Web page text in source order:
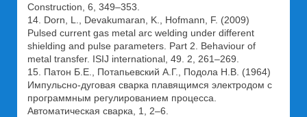
Construction, 6, 349–353.
14. Dorn, L., Devakumaran, K., Hofmann, F. (2009)
Pulsed current gas metal arc welding under different
shielding and pulse parameters. Part 2. Behaviour of
metal transfer. ISIJ international, 49. 2, 261–269.
15. Патон Б.Е., Потапьевский А.Г., Подола Н.В. (1964)
Импульсно-дуговая сварка плавящимся электродом с
программным регулированием процесса.
Автоматическая сварка, 1, 2–6.